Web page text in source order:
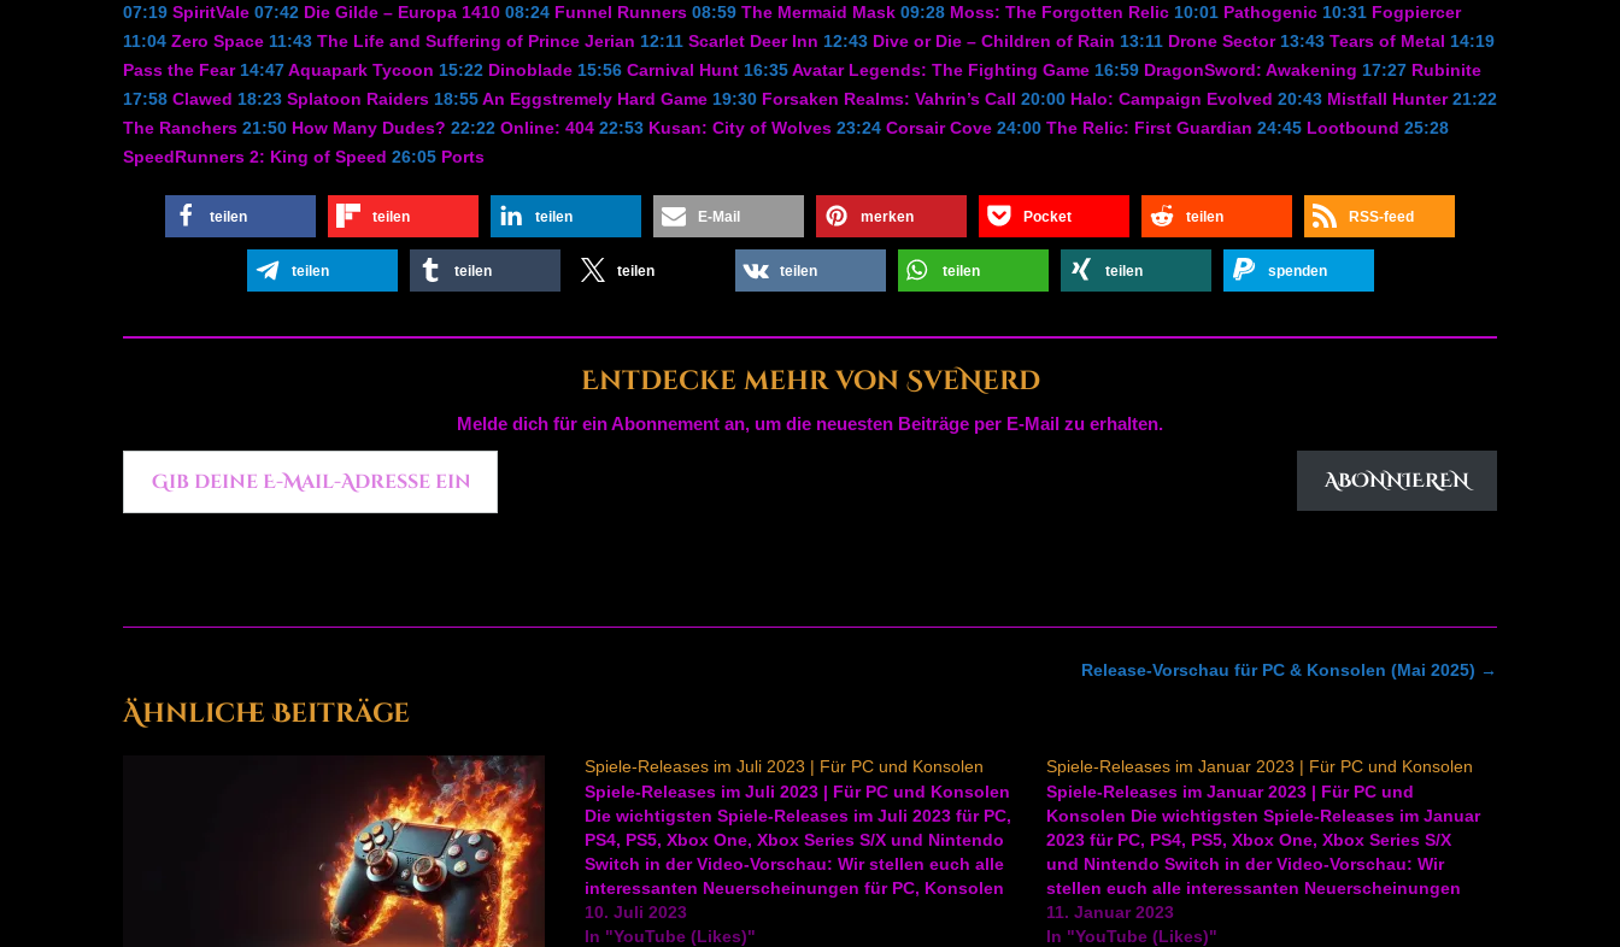
07:19 SpiritVale 07:42 Die Gilde – Europa 1410 08:24 Funnel Runners 08:59 The Mermaid Mask 09:28 Moss: The Forgotten Relic 10:01 Pathogenic 10:31 Fogpiercer
11:04 Zero Space 11:43 The Life and Suffering of Prince Jerian 12:11 Scarlet Deer Inn 12:43 Dive or Die – Children of Rain 13:11 Drone Sector 13:43 Tears of Metal 14:19
Pass the Fear 14:47Aquapark Tycoon 15:22 Dinoblade 15:56 Carnival Hunt 16:35Avatar Legends: The Fighting Game 16:59 DragonSword: Awakening 17:27 Rubinite
17:58 Clawed 18:23 Splatoon Raiders 18:55An Eggstremely Hard Game 19:30 Forsaken Realms: Vahrin’s Call 20:00 Halo: Campaign Evolved 20:43 Mistfall Hunter21:22
The Ranchers 21:50 How Many Dudes? 22:22 Online: 404 22:53 Kusan: City of Wolves 23:24 Corsair Cove 24:00 The Relic: First Guardian 24:45 Lootbound 25:28
SpeedRunners 2: King of Speed 26:05 Ports
teilen teilen teilen E-Mail merken Pocket teilen RSS-feed
teilen teilen teilen teilen teilen teilen spenden
Entdecke mehr von SveNerd
Melde dich für ein Abonnement an, um die neuesten Beiträge per E-Mail zu erhalten.
Gib deine E-Mail-Adresse ein ...
ABONNIEREN
navigation
Release-Vorschau für PC & Konsolen (Mai 2025) →
Ähnliche Beiträge
Spiele-Releases im Juli 2023 | Für PC und Konsolen
Spiele-Releases im Juli 2023 | Für PC und Konsolen
Die wichtigsten Spiele-Releases im Juli 2023 für PC,
PS4, PS5, Xbox One, Xbox Series S/X und Nintendo
Switch in der Video-Vorschau: Wir stellen euch alle
interessanten Neuerscheinungen für PC, Konsolen
und VR vor. Diesen Monat unter anderem mit
Remnant 2, Jagged…
10. Juli 2023
In "YouTube (Likes)"
Spiele-Releases im Januar 2023 | Für PC und Konsolen
Spiele-Releases im Januar 2023 | Für PC und
Konsolen Die wichtigsten Spiele-Releases im Januar
2023 für PC, PS4, PS5, Xbox One, Xbox Series S/X
und Nintendo Switch in der Video-Vorschau: Wir
stellen euch alle interessanten Neuerscheinungen
für PC, Konsolen und VR vor. Diesen Monat unter
anderem mit Dead Space, Fire…
11. Januar 2023
In "YouTube (Likes)"